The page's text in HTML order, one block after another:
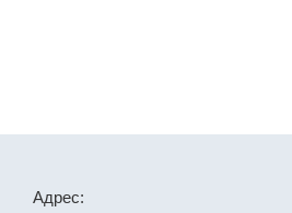
Адрес: